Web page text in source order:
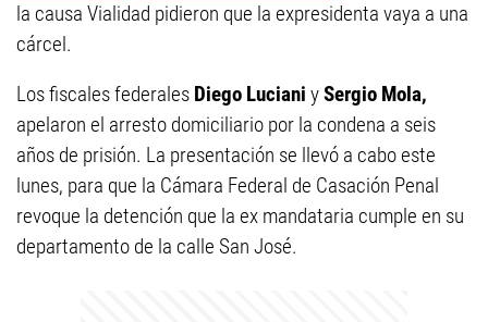
la causa Vialidad pidieron que la expresidenta vaya a una
cárcel.
Los fiscales federales Diego Luciani ySergio Mola,
apelaron el arresto domiciliario por la condena a seis
años de prisión. La presentación se llevó a cabo este
lunes, para que la Cámara Federal de Casación Penal
revoque la detención que la ex mandataria cumple en su
departamento de la calle San José.